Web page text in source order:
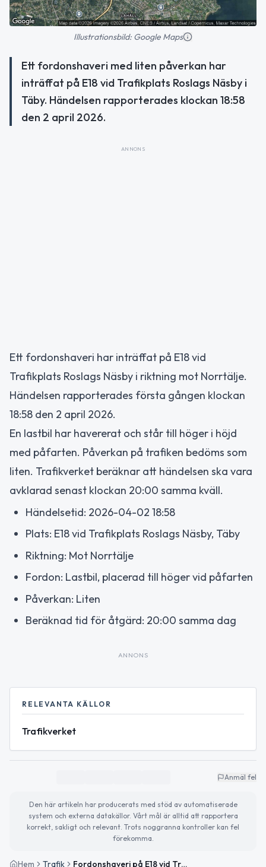
Illustrationsbild: Google Maps
Ett fordonshaveri med liten påverkan har
inträffat på E18 vid Trafikplats Roslags Näsby i
Täby. Händelsen rapporterades klockan 18:58
den 2 april 2026.
ANNONS
Ett fordonshaveri har inträffat på E18 vid
Trafikplats Roslags Näsby i riktning mot Norrtälje.
Händelsen rapporterades första gången klockan
18:58 den 2 april 2026.
En lastbil har havererat och står till höger i höjd
med påfarten. Påverkan på trafiken bedöms som
liten. Trafikverket beräknar att händelsen ska vara
avklarad senast klockan 20:00 samma kväll.
Händelsetid: 2026-04-02 18:58
Plats: E18 vid Trafikplats Roslags Näsby, Täby
Riktning: Mot Norrtälje
Fordon: Lastbil, placerad till höger vid påfarten
Påverkan: Liten
Beräknad tid för åtgärd: 20:00 samma dag
ANNONS
RELEVANTA KÄLLOR
Trafikverket
Anmäl fel
Den här artikeln har producerats med stöd av automatiserade
system och externa datakällor. Vårt mål är alltid att rapportera
korrekt, sakligt och relevant. Trots noggranna kontroller kan fel
förekomma.
Hem Trafik Fordonshaveri på E18 vid Trafikplats Roslags Näsby i riktning mot Norrtälje